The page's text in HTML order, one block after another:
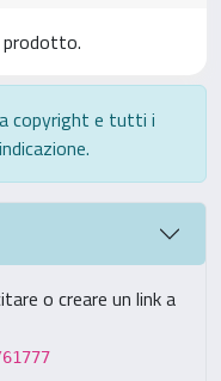
prodotto.
copyright e tutti i
o creare un link a